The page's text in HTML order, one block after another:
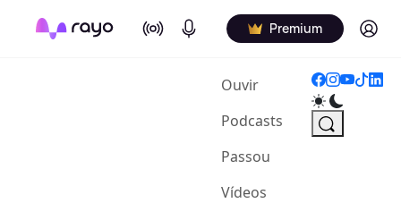
On Air Podcasts Premium Log in
Ouvir(current)
Podcasts
Passou
Vídeos